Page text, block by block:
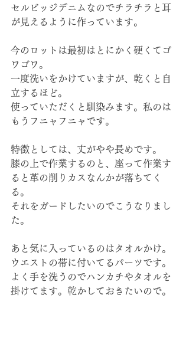
セルビッジデニムなのでチラチラと耳
が見えるように作っています。
今のロットは最初はとにかく硬くてゴ
ワゴワ。
一度洗いをかけていますが、乾くと自
立するほど。
使っていただくと馴染みます。私のは
もうフニャフニャです。
特徴としては、丈がやや長めです。
膝の上で作業するのと、座って作業す
ると革の削りカスなんかが落ちてく
る。
それをガードしたいのでこうなりまし
た。
あと気に入っているのはタオルかけ。
ウエストの帯に付いてるパーツです。
よく手を洗うのでハンカチやタオルを
掛けてます。乾かしておきたいので。